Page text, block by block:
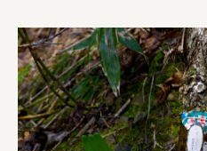
Panasonic
江東区
日鉄興和不動産株式会社
株式会社コスモスイニシア